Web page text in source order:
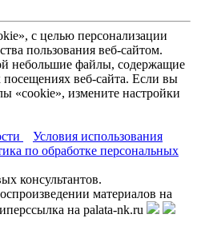
с целью персонализации
пользования веб-сайтом.
небольшие файлы, содержащие
веб-сайта. Если вы
«cookie», измените настройки
Условия использования
по обработке персональных
консультантов.
материалов на
на palata-nk.ru